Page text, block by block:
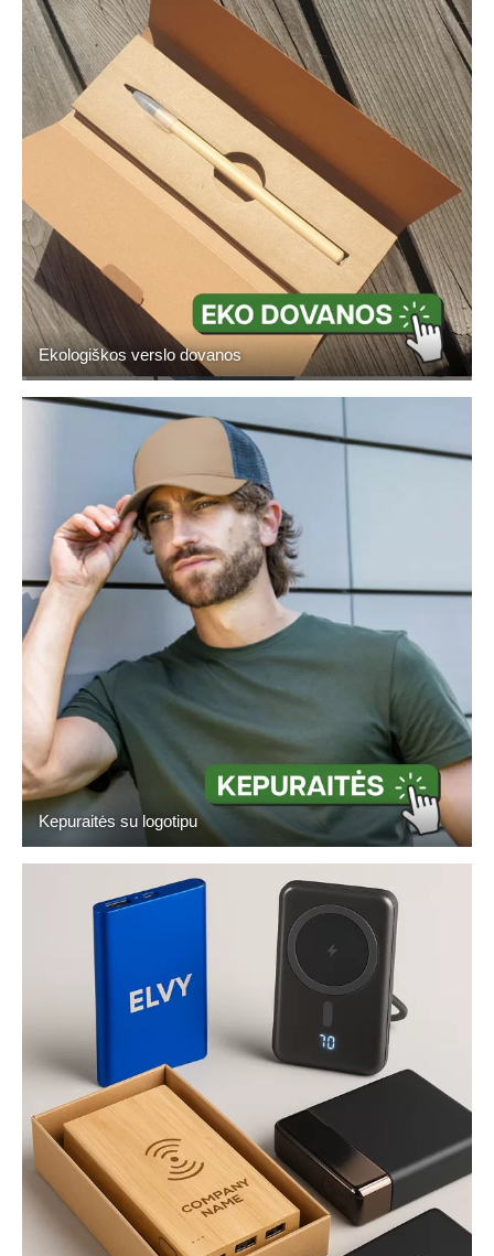
Ekologiškos verslo dovanos
Kepuraitės su logotipu